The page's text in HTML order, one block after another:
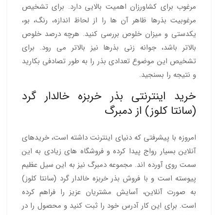
مرغوب برای کشاورزان اهمیت بالایی دارد. برای تشخیص
مرغوبیت بذرها ظاهر آن ها را از لحاظ اندازه، رنگ، بو،
یکدستی و میزان خلوص بررسی کنید. هرچه درصد خلوص
بالاتر باشد، جوانه زنی بذرها نیز بالاتر می رود. برای
تشخیص این موضوع تعدادی بذر را به طور تصادفی بکارید
و نتیجه را بسنجید.
خرید اینترنتی بذر خربزه خالدار گرد
(سانتا کلوز) از دمبرگ
امروزه با پیشرفتی که دنیای اینترنت داشته است، خریدهای
آنلاین بسیار رواج پیدا کرده و فروشگاه های زیادی به این
سمت روی آورده اند. مجموعه دمبرگ نیز به این سیل عظیم
پیوسته است و با فروش بذر خربزه خالدار گرد (سانتا کلوز)
به صورت آنلاین، آسایش مشتریان عزیز را فراهم کرده
است. برای این کار آدرس خود را ثبت کنید و محصول را در